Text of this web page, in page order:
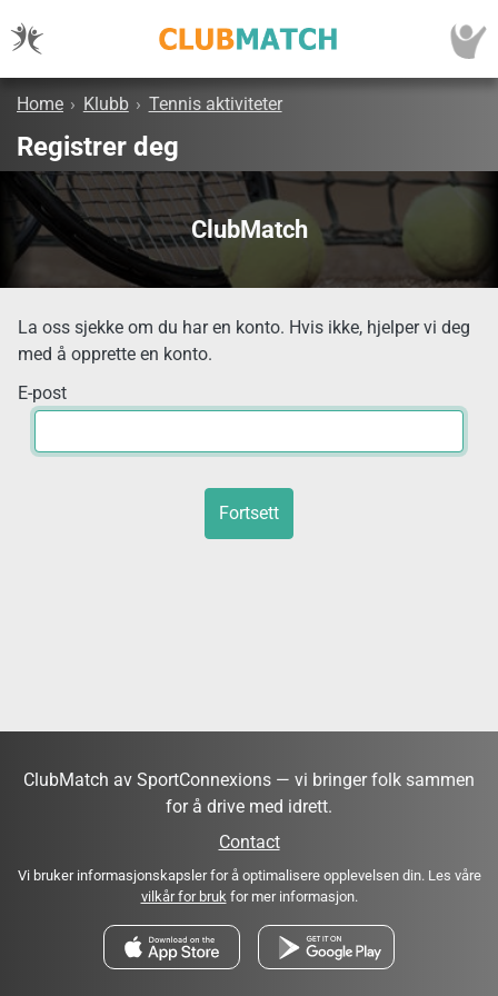
Home › Klubb › Tennis aktiviteter
Registrer deg
ClubMatch
La oss sjekke om du har en konto. Hvis ikke, hjelper vi deg
med å opprette en konto.
E-post
Fortsett
ClubMatch av SportConnexions — vi bringer folk sammen
for å drive med idrett.
Contact
Vi bruker informasjonskapsler for å optimalisere opplevelsen din. Les våre
vilkår for brukfor mer informasjon.